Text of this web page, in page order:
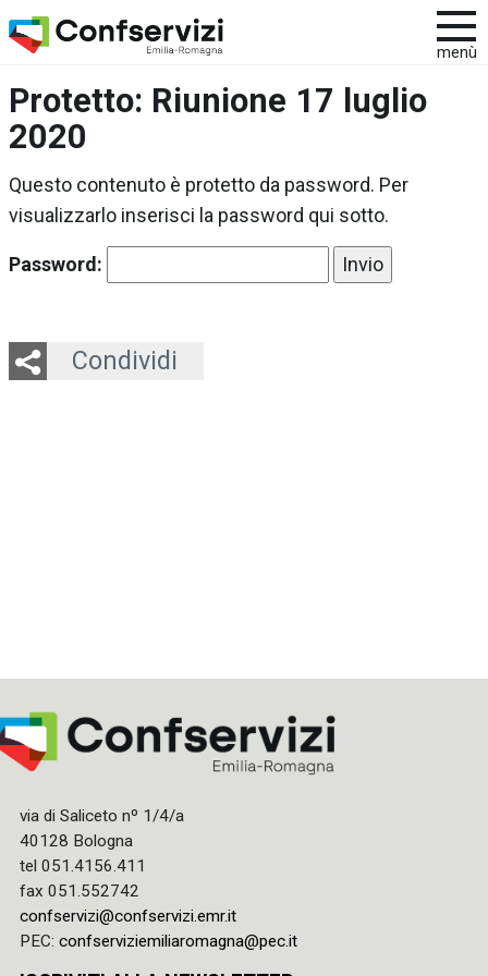
menù
Protetto: Riunione 17 luglio
2020
Questo contenuto è protetto da password. Per
visualizzarlo inserisci la password qui sotto.
Password:
Condividi
Twitter
LinkedIn
Email
Whatsapp
via di Saliceto nº 1/4/a
40128 Bologna
tel 051.4156.411
fax 051.552742
confservizi@confservizi.emr.it
PEC: confserviziemiliaromagna@pec.it